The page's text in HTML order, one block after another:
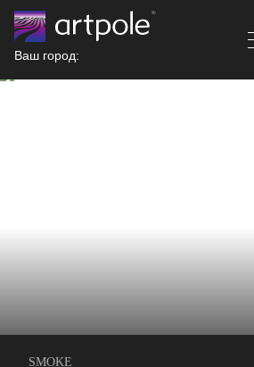
Ваш город:
SMOKE